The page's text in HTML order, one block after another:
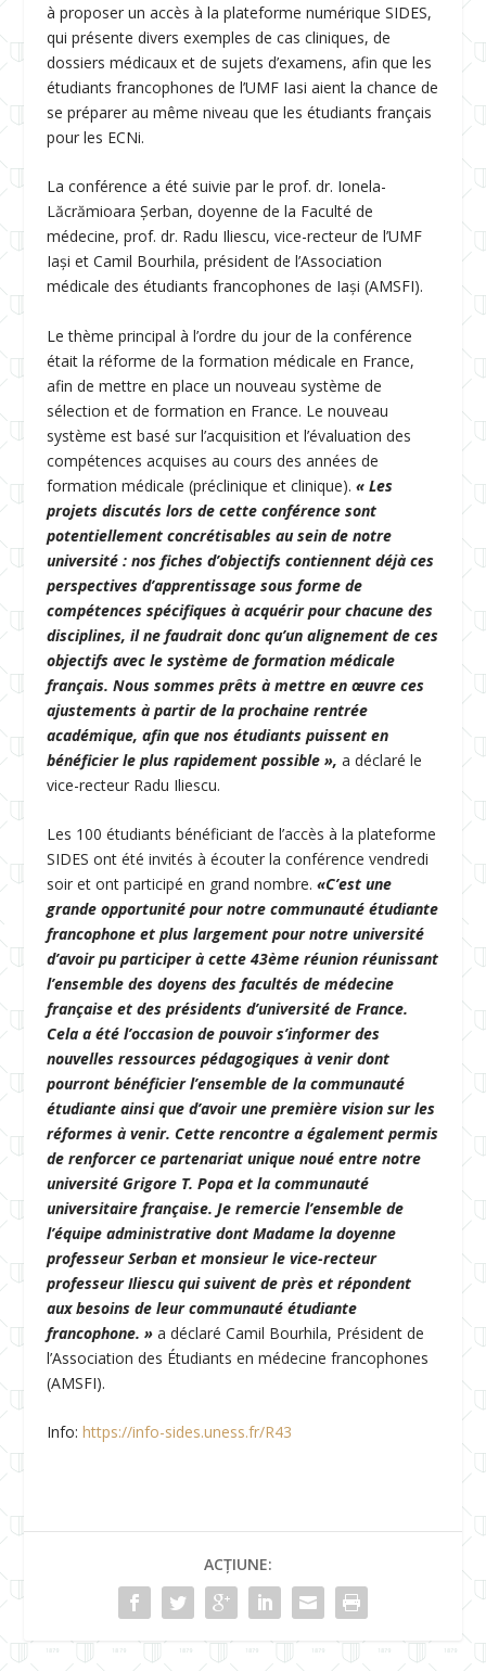
à proposer un accès à la plateforme numérique SIDES,
qui présente divers exemples de cas cliniques, de
dossiers médicaux et de sujets d’examens, afin que les
étudiants francophones de l’UMF Iasi aient la chance de
se préparer au même niveau que les étudiants français
pour les ECNi.
La conférence a été suivie par le prof. dr. Ionela-
Lăcrămioara Șerban, doyenne de la Faculté de
médecine, prof. dr. Radu Iliescu, vice-recteur de l’UMF
Iași et Camil Bourhila, président de l’Association
médicale des étudiants francophones de Iași (AMSFI).
Le thème principal à l’ordre du jour de la conférence
était la réforme de la formation médicale en France,
afin de mettre en place un nouveau système de
sélection et de formation en France. Le nouveau
système est basé sur l’acquisition et l’évaluation des
compétences acquises au cours des années de
formation médicale (préclinique et clinique). « Les
projets discutés lors de cette conférence sont
potentiellement concrétisables au sein de notre
université : nos fiches d’objectifs contiennent déjà ces
perspectives d’apprentissage sous forme de
compétences spécifiques à acquérir pour chacune des
disciplines, il ne faudrait donc qu’un alignement de ces
objectifs avec le système de formation médicale
français. Nous sommes prêts à mettre en œuvre ces
ajustements à partir de la prochaine rentrée
académique, afin que nos étudiants puissent en
bénéficier le plus rapidement possible », a déclaré le
vice-recteur Radu Iliescu.
Les 100 étudiants bénéficiant de l’accès à la plateforme
SIDES ont été invités à écouter la conférence vendredi
soir et ont participé en grand nombre. «C’est une
grande opportunité pour notre communauté étudiante
francophone et plus largement pour notre université
d’avoir pu participer à cette 43ème réunion réunissant
l’ensemble des doyens des facultés de médecine
française et des présidents d’université de France.
Cela a été l’occasion de pouvoir s’informer des
nouvelles ressources pédagogiques à venir dont
pourront bénéficier l’ensemble de la communauté
étudiante ainsi que d’avoir une première vision sur les
réformes à venir. Cette rencontre a également permis
de renforcer ce partenariat unique noué entre notre
université Grigore T. Popa et la communauté
universitaire française. Je remercie l’ensemble de
l’équipe administrative dont Madame la doyenne
professeur Serban et monsieur le vice-recteur
professeur Iliescu qui suivent de près et répondent
aux besoins de leur communauté étudiante
francophone. »a déclaré Camil Bourhila, Président de
l’Association des Étudiants en médecine francophones
(AMSFI).
Info: https://info-sides.uness.fr/R43
ACȚIUNE: